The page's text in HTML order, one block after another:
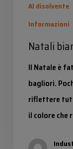
Al disolvente
Informazioni
Natali
Il Natale è
bagliori.
riflettere
il colore che